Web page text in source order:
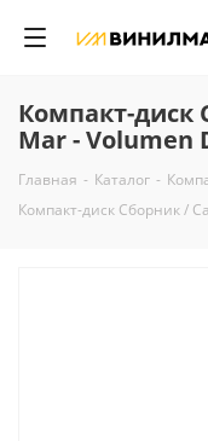
Компакт-диск
Mar - Volumen
Главная - Каталог -
Компакт-диск Сборник /